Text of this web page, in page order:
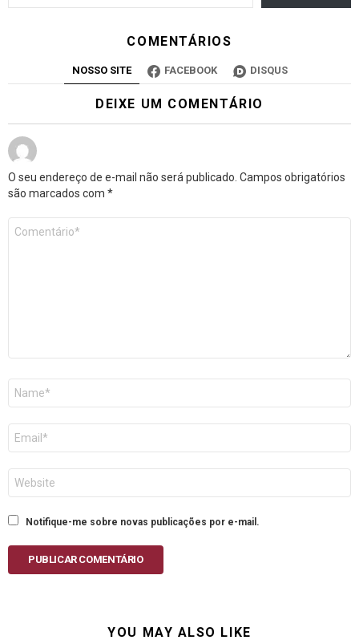
COMENTÁRIOS
NOSSO SITE FACEBOOK DISQUS
DEIXE UM COMENTÁRIO
O seu endereço de e-mail não será publicado. Campos obrigatórios
são marcados com *
mail
Notifique-me sobre novas publicações por e-mail.
PUBLICAR COMENTÁRIO
YOU MAY ALSO LIKE